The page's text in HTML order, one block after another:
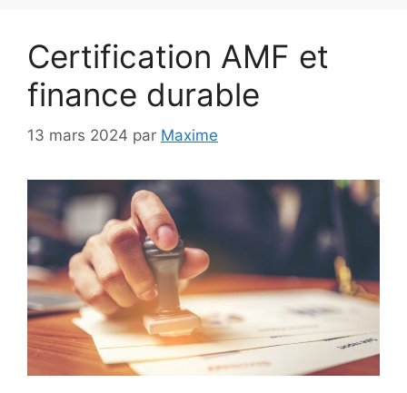
Certification AMF et
finance durable
13 mars 2024 par Maxime